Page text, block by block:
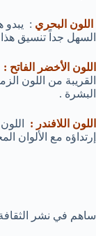
اللون البحري : يبدو
السهل جداً تنسيق هذا
اللون الأخضر الفاتح :
القريبة من اللون
البشرة .
اللون اللافندر :
إرتداؤه مع الألوان
ساهم في نشر